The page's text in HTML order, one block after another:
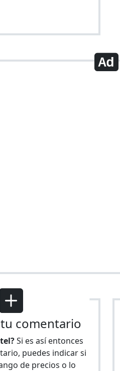
comentario
Si es así entonces
puedes indicar si
de precios o lo